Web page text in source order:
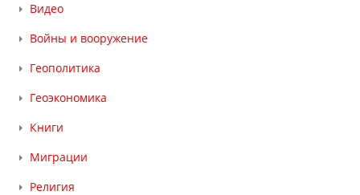
Видео
Войны и вооружение
Геополитика
Геоэкономика
Книги
Миграции
Религия